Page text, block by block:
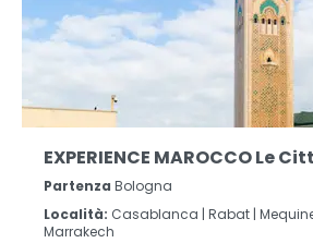
EXPERIENCE MAROCCO Le
Partenza Bologna
Località: Casablanca | Rabat |
Marrakech